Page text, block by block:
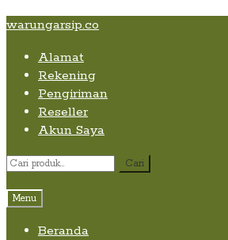
Skip
content
Skip
navigation
Skip
content
warungarsip.co
Alamat
Rekening
Pengiriman
Reseller
Akun Saya
Pencarian
Cari
Menu
Beranda